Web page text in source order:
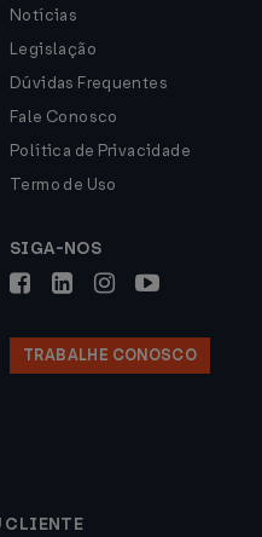
Notícias
Legislação
Dúvidas Frequentes
Fale Conosco
Política de Privacidade
Termo de Uso
SIGA-NOS
TRABALHE CONOSCO
CLIENTE